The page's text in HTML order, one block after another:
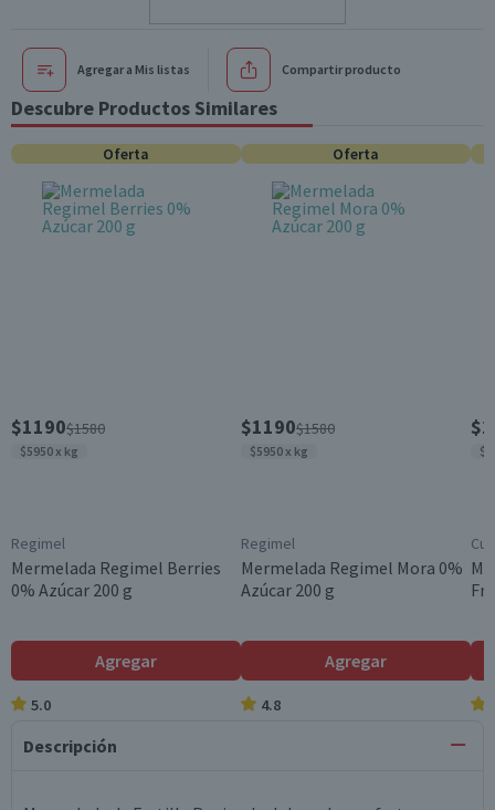
Agregar a Mis listas Compartir producto
Descubre Productos Similares
Oferta
$1190$1580
$5950 x kg
Regimel
Mermelada Regimel Berries
0% Azúcar 200 g
Agregar
5.0
Oferta
$1190$1580
$5950 x kg
Regimel
Mermelada Regimel Mora 0%
Azúcar 200 g
Agregar
4.8
Descripción